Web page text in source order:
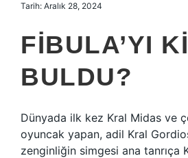
Tarih: Aralık 28, 2024
FIBULA’YI
BULDU?
Dünyada ilk kez Kral Midas ve
oyuncak yapan, adil Kral
zenginliğin simgesi ana tanrıça